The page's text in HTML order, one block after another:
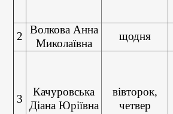
2
Волкова Анна
Миколаївна
щодня
3
Качуровська
Діана Юріївна
вівторок,
четвер